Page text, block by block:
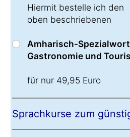
Hiermit bestelle ich den
oben beschriebenen
Amharisch-
Gastronomie und
für nur 49,95 Euro
Sprachkurse zum